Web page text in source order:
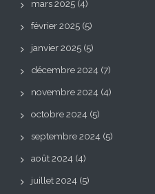
mars 2025 (4)
février 2025 (5)
janvier 2025 (5)
décembre 2024 (7)
novembre 2024 (4)
octobre 2024 (5)
septembre 2024 (5)
août 2024 (4)
juillet 2024 (5)